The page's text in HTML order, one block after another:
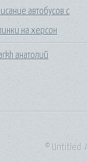
автобусов с
на херсон
анатолий
© Untitled.